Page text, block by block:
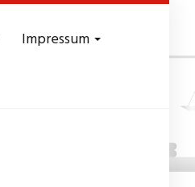
Impressum